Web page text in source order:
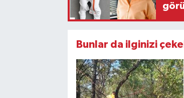
Bunlar da ilginizi